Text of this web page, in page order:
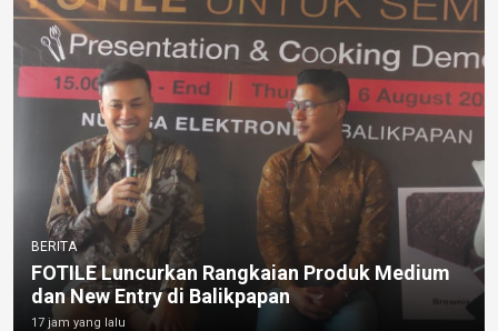
BERITA
FOTILE Luncurkan Rangkaian Produk Medium
dan New Entry di Balikpapan
17 jam yang lalu